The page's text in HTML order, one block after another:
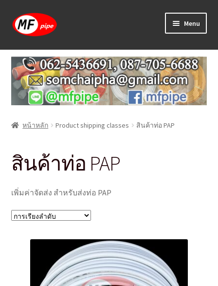
Skip
to
Skip
to
Menu
หน้าแรก
ร้านค้า
วิธีการเดินท่อ PAP
บทความ
วิธีการสั่งซื้อ
หน้าหลัก Product shipping classes สินค้าท่อ PAP
สินค้าท่อ PAP
เพิ่มค่าจัดส่ง สำหรับส่งท่อ PAP